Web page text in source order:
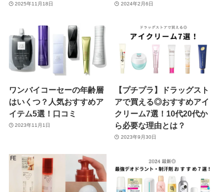
2025年11月18日 2024年2月6日
ワンバイコーセーの年齢層
はいくつ？人気おすすめア
イテム5選！口コミ
2023年11月1日
【プチプラ】ドラッグスト
アで買える◎おすすめアイ
クリーム7選！10代20代か
ら必要な理由とは？
2023年9月30日